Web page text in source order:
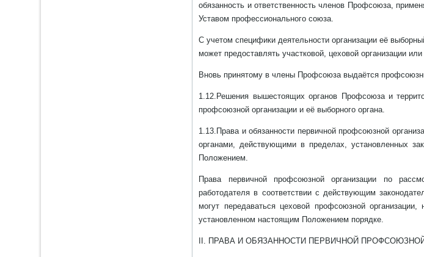
обязанность и ответственность членов Профсоюза,
Уставом профессионального союза.
С учетом специфики деятельности организации её
может предоставлять участковой, цеховой организации
Вновь принятому в члены Профсоюза выдаётся
1.12.Решения вышестоящих органов Профсоюза и
профсоюзной организации и её выборного органа.
1.13.Права и обязанности первичной профсоюзной
органами, действующими в пределах, установленных
Положением.
Права первичной профсоюзной организации по
работодателя в соответствии с действующим
могут передаваться цеховой профсоюзной
установленном настоящим Положением порядке.
II. ПРАВА И ОБЯЗАННОСТИ ПЕРВИЧНОЙ